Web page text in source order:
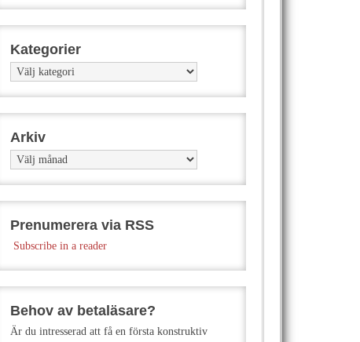
Kategorier
Kategorier
Arkiv
Arkiv
Prenumerera via RSS
Subscribe in a reader
Behov av betaläsare?
Är du intresserad att få en första konstruktiv